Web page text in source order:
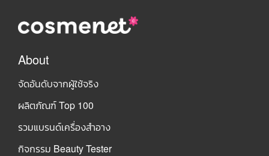
About
จัดอันดับจากผู้ใช้จริง
ผลิตภัณฑ์ Top 100
รวมแบรนด์เครื่องสำอาง
กิจกรรม Beauty Tester